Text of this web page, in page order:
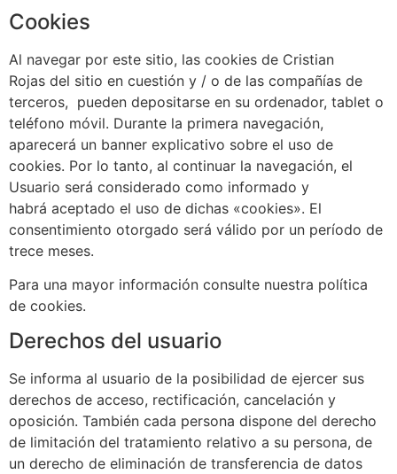
Cookies
Al navegar por este sitio, las cookies de Cristian
Rojas del sitio en cuestión y / o de las compañías de
terceros, pueden depositarse en su ordenador, tablet o
teléfono móvil. Durante la primera navegación,
aparecerá un banner explicativo sobre el uso de
cookies. Por lo tanto, al continuar la navegación, el
Usuario será considerado como informado y
habrá aceptado el uso de dichas «cookies». El
consentimiento otorgado será válido por un período de
trece meses.
Para una mayor información consulte nuestra política
de cookies.
Derechos del usuario
Se informa al usuario de la posibilidad de ejercer sus
derechos de acceso, rectificación, cancelación y
oposición. También cada persona dispone del derecho
de limitación del tratamiento relativo a su persona, de
un derecho de eliminación de transferencia de datos